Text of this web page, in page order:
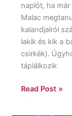
naplót, ha
Malac
kalandjairól
lakik és kik a
csirkék).
táplálkozik
Read Post »